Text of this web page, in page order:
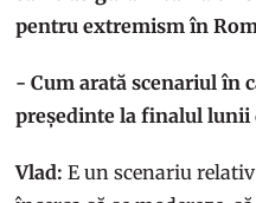
pentru extremism în
- Cum arată scenariul în
președinte la finalul lunii
Vlad:E un scenariu